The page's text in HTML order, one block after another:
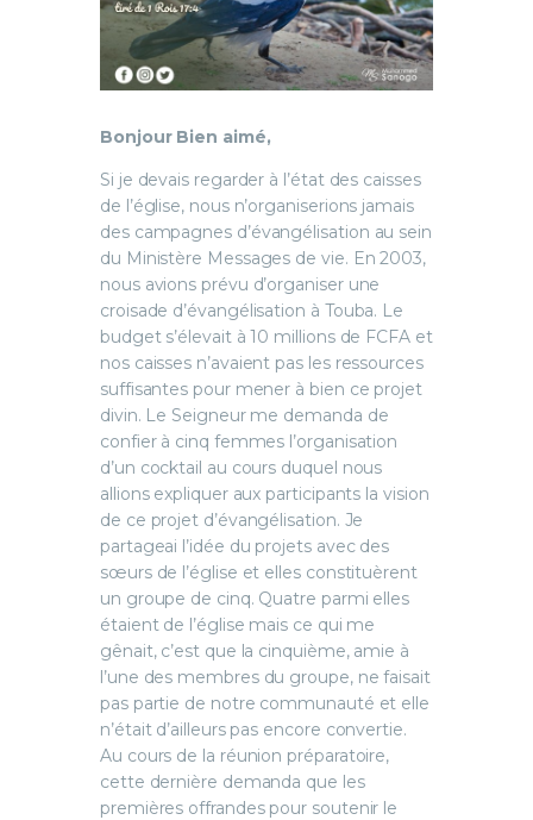
Bonjour Bien aimé,
Si je devais regarder à l’état des caisses
de l’église, nous n’organiserions jamais
des campagnes d’évangélisation au sein
du Ministère Messages de vie. En 2003,
nous avions prévu d’organiser une
croisade d’évangélisation à Touba. Le
budget s’élevait à 10 millions de FCFA et
nos caisses n’avaient pas les ressources
suffisantes pour mener à bien ce projet
divin. Le Seigneur me demanda de
confier à cinq femmes l’organisation
d’un cocktail au cours duquel nous
allions expliquer aux participants la vision
de ce projet d’évangélisation. Je
partageai l’idée du projets avec des
sœurs de l’église et elles constituèrent
un groupe de cinq. Quatre parmi elles
étaient de l’église mais ce qui me
gênait, c’est que la cinquième, amie à
l’une des membres du groupe, ne faisait
pas partie de notre communauté et elle
n’était d’ailleurs pas encore convertie.
Au cours de la réunion préparatoire,
cette dernière demanda que les
premières offrandes pour soutenir le